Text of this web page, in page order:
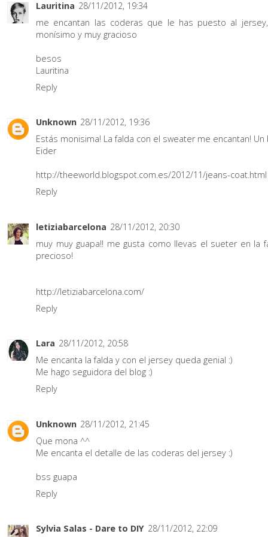
Lauritina 28/11/2012, 19:34
me encantan las coderas que le has puesto al
monísimo y muy gracioso
besos
Lauritina
Reply
Unknown 28/11/2012, 19:36
Estás monisima! La falda con el sweater me encantan!
Eider
http://theeworld.blogspot.com.es/2012/11/jeans-coat.html
Reply
letiziabarcelona 28/11/2012, 20:30
muy muy guapa!! me gusta como llevas el sueter en la
precioso!
http://letiziabarcelona.com/
Reply
Lara 28/11/2012, 20:58
Me encanta la falda y con el jersey queda genial :)
Me hago seguidora del blog :)
Reply
Unknown 28/11/2012, 21:45
Que mona ^^
Me encanta el detalle de las coderas del jersey :)
bss guapa
Reply
Sylvia Salas - Dare to DIY 28/11/2012, 22:09